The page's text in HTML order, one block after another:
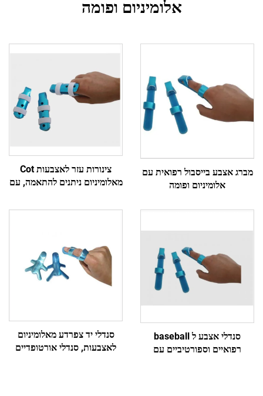
אלומיניום ופומה
מברג אצבע בייסבול רפואית עם
אלומיניום ופומה
צינורות עזר לאצבעות Cot
מאלומיניום ניתנים להתאמה, עם
תנועה
סנדלי אצבע ל baseball
רפואיים וספורטיביים עם
סנדלי יד צפרדע מאלומיניום
לאצבעות, סנדלי אורטופדיים